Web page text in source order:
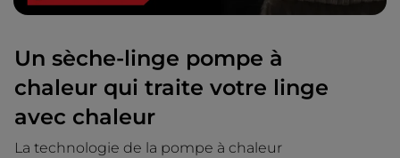
Un sèche-linge pompe à
chaleur qui traite votre linge
avec chaleur
La technologie de la pompe à chaleur